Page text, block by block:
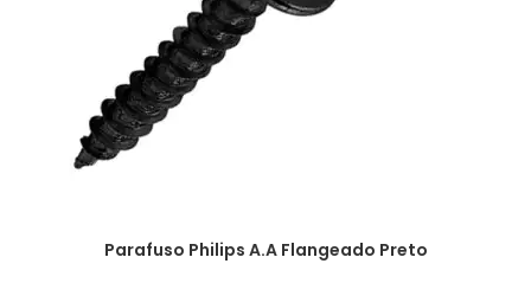
Parafuso Philips A.A Flangeado Preto